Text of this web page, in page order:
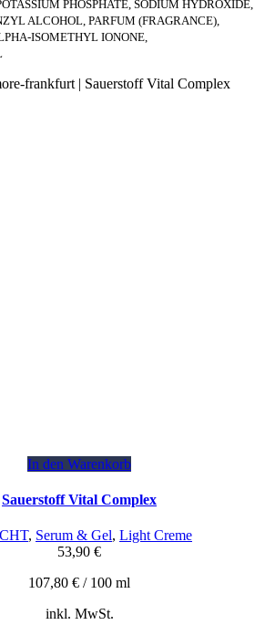
PHOSPHATE, SODIUM HYDROXIDE,
ALCOHOL, PARFUM (FRAGRANCE),
ISOMETHYL IONONE,
In den Warenkorb
Sauerstoff Vital Complex
, Serum & Gel, Light Creme
53,90 €
107,80 € / 100 ml
inkl. MwSt.